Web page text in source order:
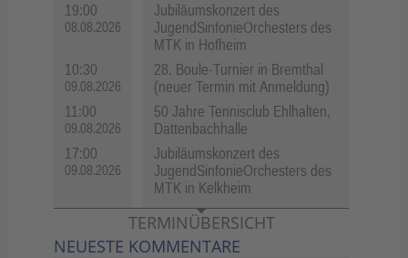
19:00
08.08.2026
Jubiläumskonzert des
JugendSinfonieOrchesters des
MTK in Hofheim
10:30
09.08.2026
28. Boule-Turnier in Bremthal
(neuer Termin mit Anmeldung)
11:00
09.08.2026
50 Jahre Tennisclub Ehlhalten,
Dattenbachhalle
17:00
09.08.2026
Jubiläumskonzert des
JugendSinfonieOrchesters des
MTK in Kelkheim
TERMINÜBERSICHT
NEUESTE KOMMENTARE